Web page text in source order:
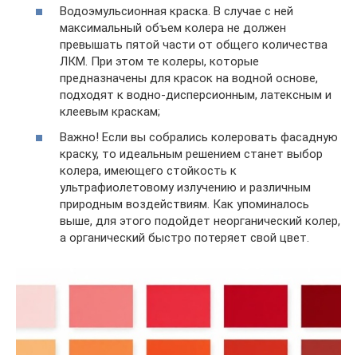
Водоэмульсионная краска. В случае с ней
максимальный объем колера не должен
превышать пятой части от общего количества
ЛКМ. При этом те колеры, которые
предназначены для красок на водной основе,
подходят к водно-дисперсионным, латексным и
клеевым краскам;
Важно! Если вы собрались колеровать фасадную
краску, то идеальным решением станет выбор
колера, имеющего стойкость к
ультрафиолетовому излучению и различным
природным воздействиям. Как упоминалось
выше, для этого подойдет неорганический колер,
а органический быстро потеряет свой цвет.